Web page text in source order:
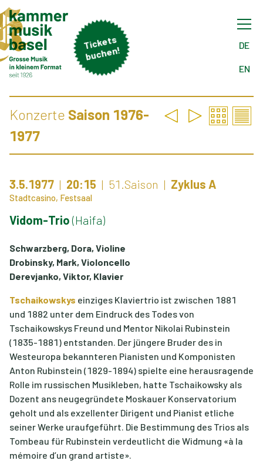
Tick
ets
buch
en! DE
EN
Konzerte Saison 1976-
1977
3.5.1977 20:15 51.Saison Zyklus A
Stadtcasino, Festsaal
Vidom-Trio(Haifa)
Schwarzberg, Dora, Violine
Drobinsky, Mark, Violoncello
Derevjanko, Viktor, Klavier
Tschaikowskys einziges Klaviertrio ist zwischen 1881
und 1882 unter dem Eindruck des Todes von
Tschaikowskys Freund und Mentor Nikolai Rubinstein
(1835-1881) entstanden. Der jüngere Bruder des in
Westeuropa bekannteren Pianisten und Komponisten
Anton Rubinstein (1829-1894) spielte eine herausragende
Rolle im russischen Musikleben, hatte Tschaikowsky als
Dozent ans neugegründete Moskauer Konservatorium
geholt und als exzellenter Dirigent und Pianist etliche
seiner Werke uraufgeführt. Die Bestimmung des Trios als
Tombeau für Rubinstein verdeutlicht die Widmung «à la
mémoire d’un grand artiste».